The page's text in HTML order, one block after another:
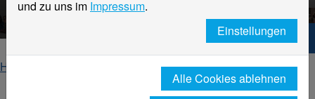
Hochschule Niederrhein. Dein Weg.
Home
Weiterbildung für beruflich Qualifizierte mit hohem
und zu uns im Impressum.
Einstellungen
Alle Cookies ablehnen